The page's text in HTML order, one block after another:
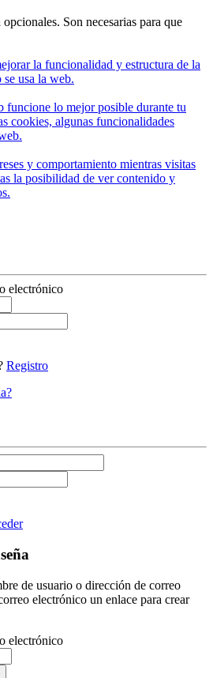
Son necesarias para que
la funcionalidad y estructura de la
se usa la web.
funcione lo mejor posible durante tu
cookies, algunas funcionalidades
y comportamiento mientras visitas
la posibilidad de ver contenido y
electrónico
Registro
de usuario o dirección de correo
electrónico un enlace para crear
electrónico